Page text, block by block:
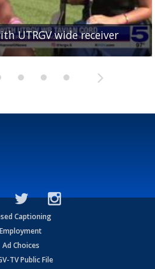
UTRGV wide receiver
Raymondville Bearkats
Port Isabel Tarpons
fourth in SLC preseason poll
Santa Rosa Warriors
Captioning
Employment
Ad Choices
TV Public File